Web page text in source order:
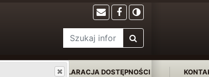
DEKLARACJA DOSTĘPNOŚCI